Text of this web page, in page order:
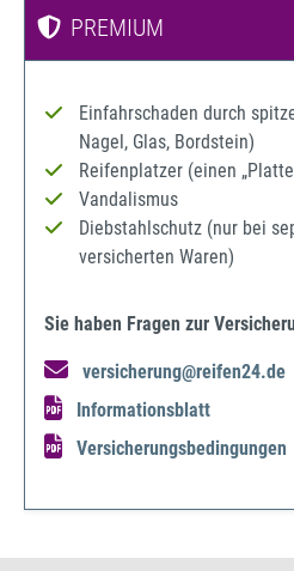
PREMIUM
Einfahrschaden durch
Nagel, Glas, Bordstein)
Reifenplatzer (einen
Vandalismus
Diebstahlschutz (nur bei
versicherten Waren)
Sie haben Fragen zur
versicherung@reifen24.de
Informationsblatt
Versicherungsbedingungen